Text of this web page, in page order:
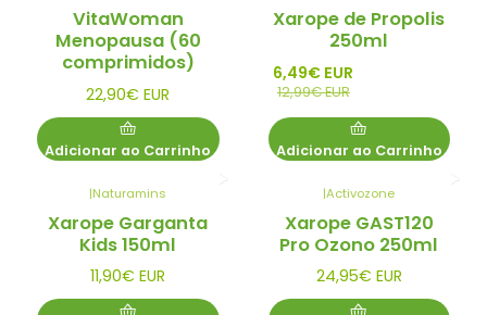
VitaWoman
Menopausa (60
comprimidos)
22,90€ EUR
Adicionar ao Carrinho
-50%
Promo
Xarope de Propolis
250ml
6,49€ EUR
12,99€ EUR
Adicionar ao Carrinho
|Naturamins
Xarope Garganta
Kids 150ml
11,90€ EUR
|Activozone
Xarope GAST120
Pro Ozono 250ml
24,95€ EUR